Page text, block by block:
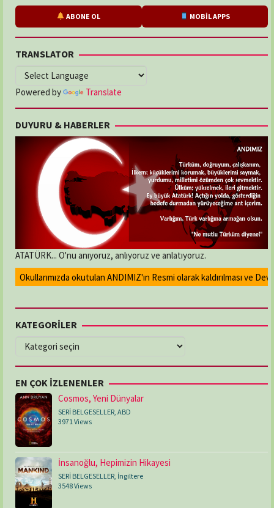
ABONE OL MOBİL APPS
TRANSLATOR
Powered by Translate
DUYURU & HABERLER
ATATÜRK... O'nu anıyoruz, anlıyoruz ve anlatıyoruz.
Okullarımızda okutulan ANDIMIZ'ın Resmi olarak kaldırılması ve
KATEGORİLER
KATEGORİLER
EN ÇOK İZLENENLER
Cosmos, Yeni Dünyalar
SERİ BELGESELLER, ABD
3971 Views
İnsanoğlu, Hepimizin Hikayesi
SERİ BELGESELLER, İngiltere
3548 Views